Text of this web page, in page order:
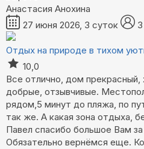
Анастасия Анохина
27 июня 2026, 3 суток
Отдых на природе в тихом
10,0
Все отлично, дом прекрасный,
добрые, отзывчивые.
рядом,5 минут до пляжа, по
так же. А какая зона отдыха,
Павел спасибо большое Вам
Обязательно вернёмся еще.